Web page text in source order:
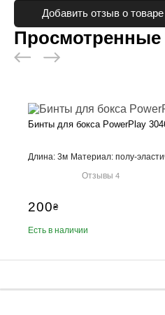
Добавить отзыв о товаре
Бинты для бокса PowerPlay
Длина: 3м Материал: полу-
Отзывы4
200₴
Есть в наличии